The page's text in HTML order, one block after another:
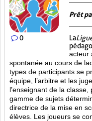
0
Prêt
La
acteur
spontanée au cours de
types de participants se
équipe, l’arbitre et les
l’enseignant de la
gamme de sujets
directrice de la mise en
élèves. Les joueurs se